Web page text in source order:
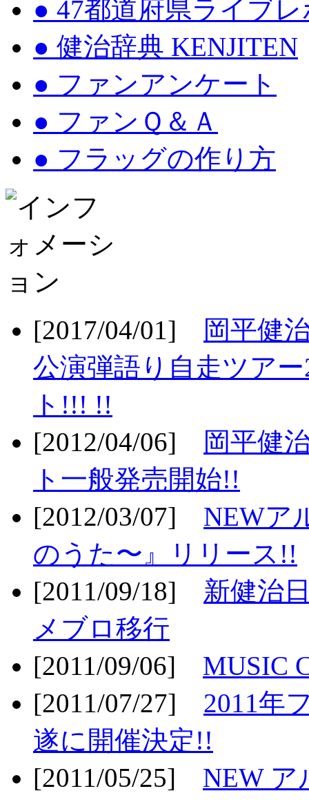
● 47都道府県ライブ
● 健治辞典 KENJITEN
● ファンアンケート
● ファンＱ＆Ａ
● フラッグの作り方
[2017/04/01]
岡平健
公演弾語り自走ツア
ト!!! !!
[2012/04/06]
岡平健
ト一般発売開始!!
[2012/03/07] NEWア
のうた〜』リリース!!
[2011/09/18] 新健治
メブロ移行
[2011/09/06] MUSIC
[2011/07/27] 2011年
遂に開催決定!!
[2011/05/25] NEW